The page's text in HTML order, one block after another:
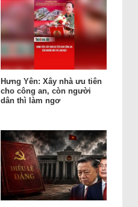
Hưng Yên: Xây nhà ưu tiên
cho công an, còn người
dân thì làm ngơ